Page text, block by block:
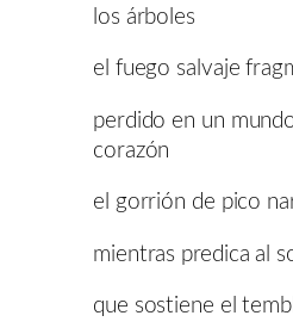
los árboles
el fuego salvaje
perdido en un
corazón
el gorrión de pico
mientras predica al
que sostiene el